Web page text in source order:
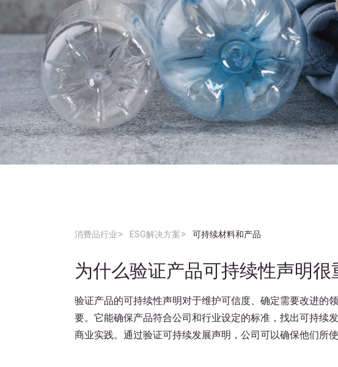
消费品行业 ESG解决方案 可持续材料和产品
为什么验证产品可持续性声明很
验证产品的可持续性声明对于维护可信度、确定需要改进的
要。它能确保产品符合公司和行业设定的标准，找出可持续
商业实践。通过验证可持续发展声明，公司可以确保他们所